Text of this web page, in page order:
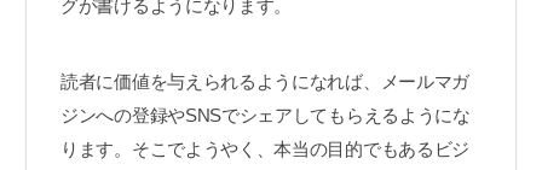
グが書けるようになります。
読者に価値を与えられるようになれば、メールマガ
ジンへの登録やSNSでシェアしてもらえるようにな
ります。そこでようやく、本当の目的でもあるビジ